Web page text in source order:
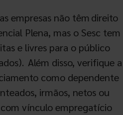
empresas não têm direito
Plena, mas o Sesc tem
e livres para o público
Além disso, verifique a
como dependente
irmãos, netos ou
vínculo empregatício